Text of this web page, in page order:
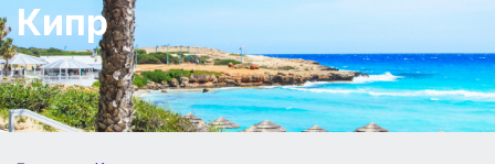
Кипр